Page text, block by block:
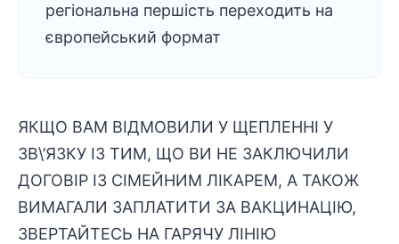
регіональна першість переходить на
європейський формат
ЯКЩО ВАМ ВІДМОВИЛИ У ЩЕПЛЕННІ У
ЗВ\’ЯЗКУ ІЗ ТИМ, ЩО ВИ НЕ ЗАКЛЮЧИЛИ
ДОГОВІР ІЗ СІМЕЙНИМ ЛІКАРЕМ, А ТАКОЖ
ВИМАГАЛИ ЗАПЛАТИТИ ЗА ВАКЦИНАЦІЮ,
ЗВЕРТАЙТЕСЬ НА ГАРЯЧУ ЛІНІЮ